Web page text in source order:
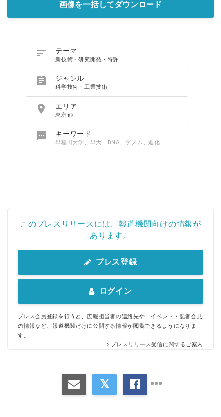
画像を一括してダウンロード
 テーマ
新技術・研究開発・特許
 ジャンル
科学技術・工業技術
 エリア
東京都
 キーワード
早稲田大学、早大、DNA、ゲノム、進化
このプレスリリースには、報道機関向けの情報が
あります。
プレス登録
ログイン
プレス会員登録を行うと、広報担当者の連絡先や、イベント・記者会見
の情報など、報道機関だけに公開する情報が閲覧できるようになりま
す。
プレスリリース受信に関するご案内